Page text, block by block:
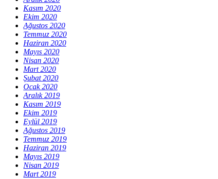
Kasım 2020
Ekim 2020
Ağustos 2020
Temmuz 2020
Haziran 2020
Mayıs 2020
Nisan 2020
Mart 2020
Şubat 2020
Ocak 2020
Aralık 2019
Kasım 2019
Ekim 2019
Eylül 2019
Ağustos 2019
Temmuz 2019
Haziran 2019
Mayıs 2019
Nisan 2019
Mart 2019